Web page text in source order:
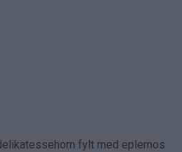
fylt med eplemos